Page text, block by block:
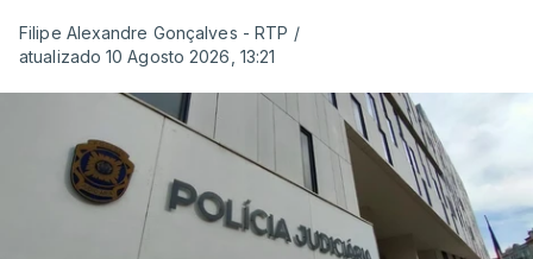
Filipe Alexandre Gonçalves - RTP /
atualizado 10 Agosto 2026, 13:21